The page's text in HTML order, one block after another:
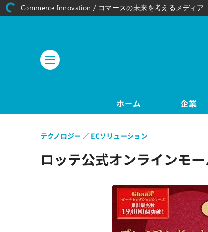
ホーム 企業
ロッテ公式オンラインモ
テクノロジー ECソリューション
Commerce Innovation / コマースの未来を考えるメディア